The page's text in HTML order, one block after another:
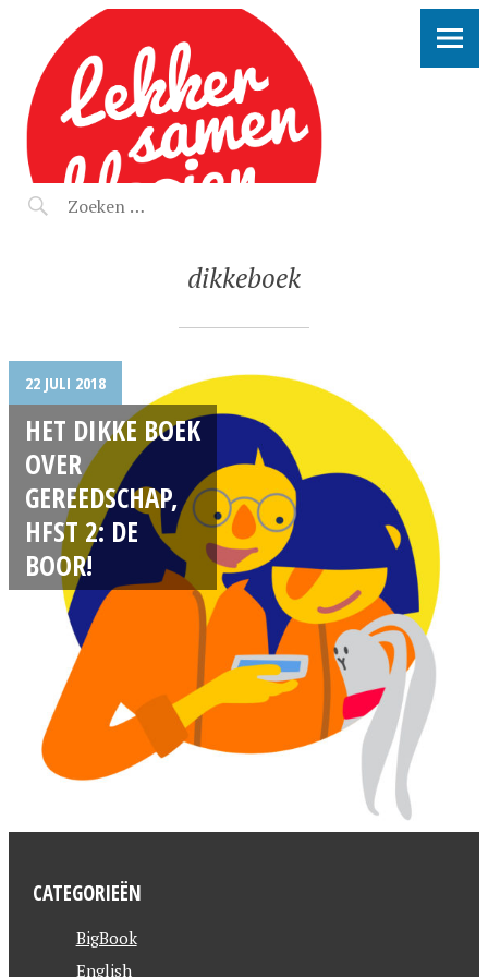
LEKKER SAMEN KLOOIEN
dikkeboek
22 JULI 2018
HET DIKKE BOEK
OVER
GEREEDSCHAP,
HFST 2: DE
BOOR!
CATEGORIEËN
BigBook
English